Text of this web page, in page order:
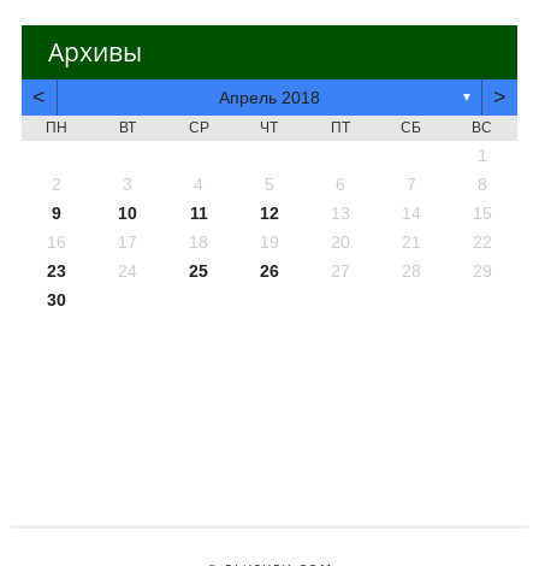
Архивы
< Апрель 2018 ▼ >
ПН ВТ СР ЧТ ПТ СБ ВС
1
2
3 4 5 6 7
8
9
10 11 12 13 14
15
16
17 18 19 20 21
22
23
24 25 26 27 28
29
30